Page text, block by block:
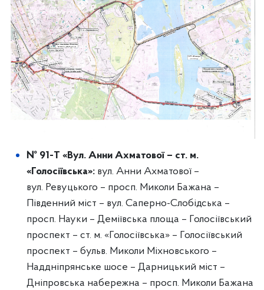
№ 91-Т «Вул. Анни Ахматової – ст. м.
«Голосіївська»: вул. Анни Ахматової –
вул. Ревуцького – просп. Миколи Бажана –
Південний міст – вул. Саперно-Слобідська –
просп. Науки – Деміївська площа – Голосіївський
проспект – ст. м. «Голосіївська» – Голосіївський
проспект – бульв. Миколи Міхновського –
Наддніпрянське шосе – Дарницький міст –
Дніпровська набережна – просп. Миколи Бажана